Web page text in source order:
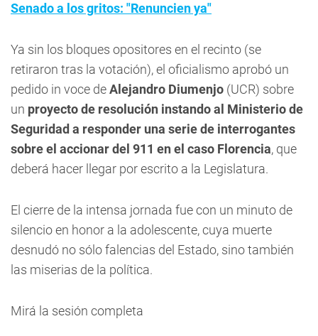
Senado a los gritos: "Renuncien ya"
Ya sin los bloques opositores en el recinto (se
retiraron tras la votación), el oficialismo aprobó un
pedido in voce deAlejandro Diumenjo (UCR) sobre
un proyecto de resolución instando al Ministerio de
Seguridad a responder una serie de interrogantes
sobre el accionar del 911 en el caso Florencia, que
deberá hacer llegar por escrito a la Legislatura.
El cierre de la intensa jornada fue con un minuto de
silencio en honor a la adolescente, cuya muerte
desnudó no sólo falencias del Estado, sino también
las miserias de la política.
Mirá la sesión completa